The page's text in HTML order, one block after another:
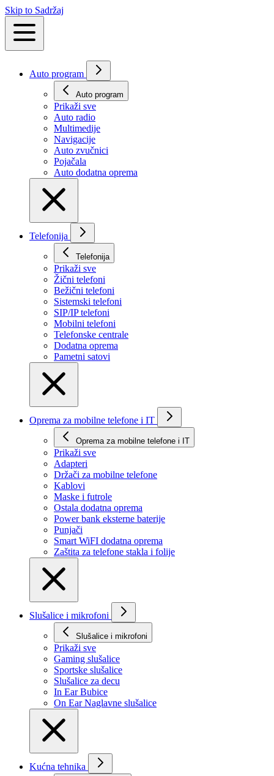
Skip to Sadržaj
Auto program
Auto program
Prikaži svе
Auto radio
Multimedije
Navigacije
Auto zvučnici
Pojačala
Auto dodatna oprema
Telefonija
Telefonija
Prikaži svе
Žični telefoni
Bežični telefoni
Sistemski telefoni
SIP/IP telefoni
Mobilni telefoni
Telefonske centrale
Dodatna oprema
Pametni satovi
Oprema za mobilne telefone i IT
Oprema za mobilne telefone i IT
Prikaži svе
Adapteri
Držači za mobilne telefone
Kablovi
Maske i futrole
Ostala dodatna oprema
Power bank eksterne baterije
Punjači
Smart WiFI dodatna oprema
Zaštita za telefone stakla i folije
Slušalice i mikrofoni
Slušalice i mikrofoni
Prikaži svе
Gaming slušalice
Sportske slušalice
Slušalice za decu
In Ear Bubice
On Ear Naglavne slušalice
Kućna tehnika